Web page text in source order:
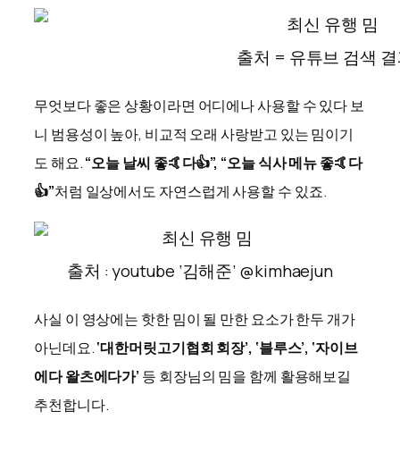
출처 = 유튜브 검색
무엇보다 좋은 상황이라면 어디에나 사용할 수 있다 보
니 범용성이 높아, 비교적 오래 사랑받고 있는 밈이기
도 해요.“오늘 날씨 좋🤙다👍”, “오늘 식사 메뉴 좋🤙다
👍”처럼 일상에서도 자연스럽게 사용할 수 있죠.
출처 : youtube ‘김해준’ @kimhaejun
사실 이 영상에는 핫한 밈이 될 만한 요소가 한두 개가
아닌데요.‘대한머릿고기협회 회장’, ‘블루스’, ‘자이브
에다 왈츠에다가’ 등 회장님의 밈을 함께 활용해보길
추천합니다.